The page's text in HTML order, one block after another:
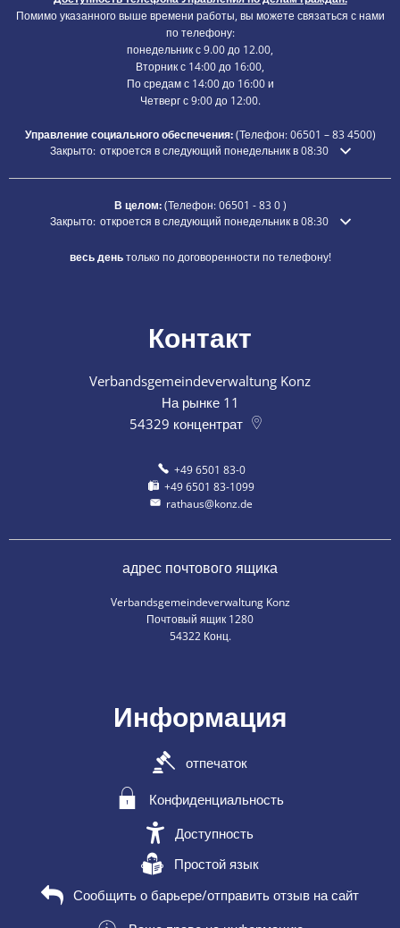
Помимо указанного выше времени работы, вы можете связаться с нами
по телефону:
понедельник с 9.00 до 12.00,
Вторник с 14:00 до 16:00,
По средам с 14:00 до 16:00 и
Четверг с 9:00 до 12:00.
Управление социального обеспечения:(Телефон:06501 – 834500)
Нажмите, чтобы скрыть дополнительное время открытия или
Закрыто: откроется в следующий понедельник в 08:30
В целом:(Телефон:06501 - 83 0)
Нажмите, чтобы скрыть дополнительное время открытия или
Закрыто: откроется в следующий понедельник в 08:30
весь деньтолько по договоренности по телефону!
Контакт
Verbandsgemeindeverwaltung Konz
На рынке 11
54329 концентрат
+49 6501 83-0
+49 6501 83-1099
rathaus@konz.de
адрес почтового ящика
Verbandsgemeindeverwaltung Konz
Почтовый ящик 1280
54322 Конц.
Информация
отпечаток
Конфиденциальность
Доступность
Простой язык
Сообщить о барьере/отправить отзыв на сайт